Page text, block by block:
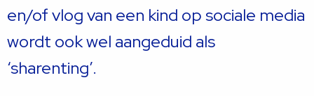
en/of vlog van een kind op sociale media
wordt ook wel aangeduid als
‘sharenting’.